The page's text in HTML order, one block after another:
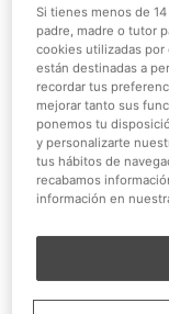
una tumba
Normalmente,
los 6 metros de
aunque existen
el ecosistema en
pantanos o lagos.
Si tienes menos de
padre, madre o tutor
cookies utilizadas por
están destinadas a
recordar tus
mejorar tanto sus
ponemos tu
y personalizarte
tus hábitos de
recabamos
información en